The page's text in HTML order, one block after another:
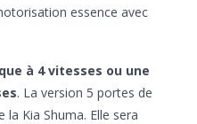
essence avec
à 4 vitesses ou une
. La version 5 portes de
la Kia Shuma. Elle sera